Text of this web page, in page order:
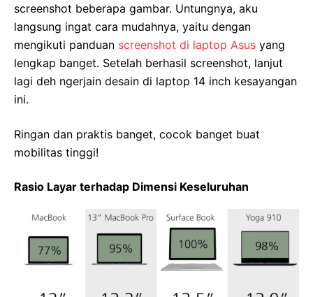
screenshot beberapa gambar. Untungnya, aku
langsung ingat cara mudahnya, yaitu dengan
mengikuti panduan screenshot di laptop Asus yang
lengkap banget. Setelah berhasil screenshot, lanjut
lagi deh ngerjain desain di laptop 14 inch kesayangan
ini.
Ringan dan praktis banget, cocok banget buat
mobilitas tinggi!
Rasio Layar terhadap Dimensi Keseluruhan